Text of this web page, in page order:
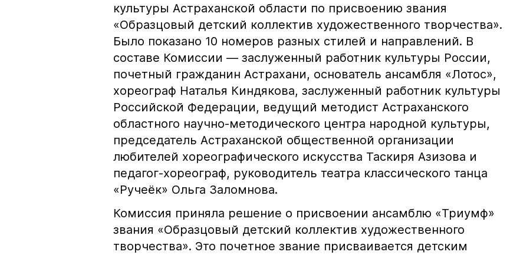
культуры Астраханской области по присвоению звания
«Образцовый детский коллектив художественного творчества».
Было показано 10 номеров разных стилей и направлений. В
составе Комиссии — заслуженный работник культуры России,
почетный гражданин Астрахани, основатель ансамбля «Лотос»,
хореограф Наталья Киндякова, заслуженный работник культуры
Российской Федерации, ведущий методист Астраханского
областного научно-методического центра народной культуры,
председатель Астраханской общественной организации
любителей хореографического искусства Таскиря Азизова и
педагог-хореограф, руководитель театра классического танца
«Ручеёк» Ольга Заломнова.
Комиссия приняла решение о присвоении ансамблю «Триумф»
звания «Образцовый детский коллектив художественного
творчества». Это почетное звание присваивается детским